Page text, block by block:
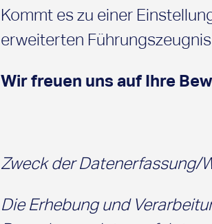
Kommt es zu einer
erweiterten
Wir freuen uns auf Ihre
Zweck der Datenerfassung/
Die Erhebung und